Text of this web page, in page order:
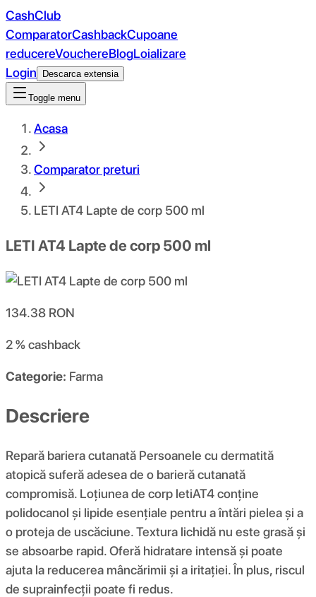
CashClub
ComparatorCashbackCupoane
reducereVouchereBlogLoializare
Login
Descarca extensia
Toggle menu
Acasa
Comparator preturi
LETI AT4 Lapte de corp 500 ml
LETI AT4 Lapte de corp 500 ml
134.38 RON
2 %cashback
Categorie: Farma
Descriere
Repară bariera cutanată Persoanele cu dermatită
atopică suferă adesea de o barieră cutanată
compromisă. Loțiunea de corp letiAT4 conține
polidocanol și lipide esențiale pentru a întări pielea și a
o proteja de uscăciune. Textura lichidă nu este grasă și
se absoarbe rapid. Oferă hidratare intensă și poate
ajuta la reducerea mâncărimii și a iritației. În plus, riscul
de suprainfecții poate fi redus.